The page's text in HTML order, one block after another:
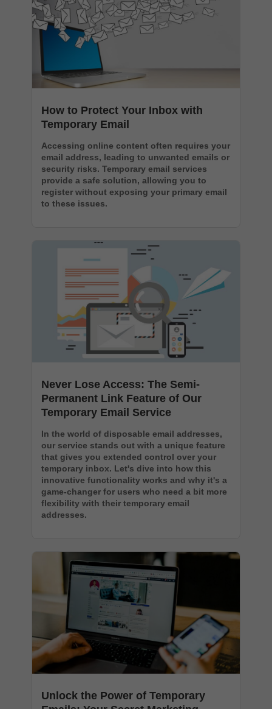
How to Protect Your Inbox with
Temporary Email
Accessing online content often requires your
email address, leading to unwanted emails or
security risks. Temporary email services
provide a safe solution, allowing you to
register without exposing your primary email
to these issues.
Never Lose Access: The Semi-
Permanent Link Feature of Our
Temporary Email Service
In the world of disposable email addresses,
our service stands out with a unique feature
that gives you extended control over your
temporary inbox. Let's dive into how this
innovative functionality works and why it's a
game-changer for users who need a bit more
flexibility with their temporary email
addresses.
Unlock the Power of Temporary